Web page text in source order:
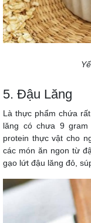
5. Đậu Lăng
Là thực phẩm chứa
lăng có chưa 9
protein thực vật cho
các món ăn ngon từ
gạo lứt đậu lăng đỏ,